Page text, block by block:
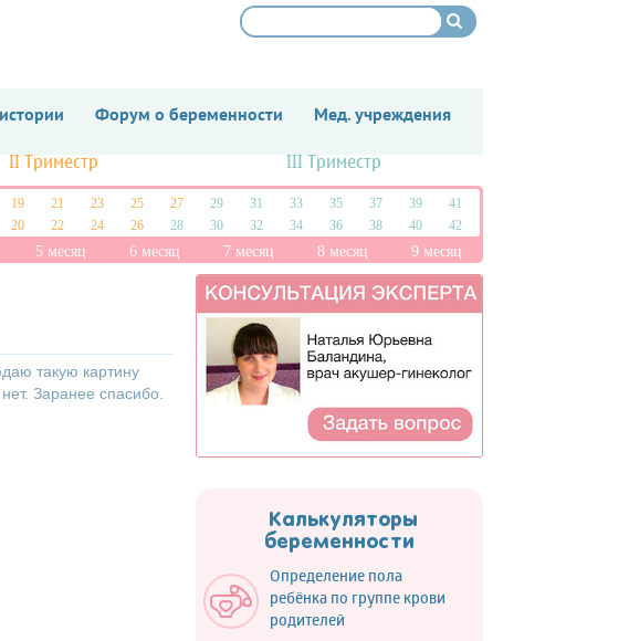
Форум о беременности Мед. учреждения
II Триместр III Триместр
19 21 23 25 27 29 31 33 35 37 39
41
20 22 24 26 28 30 32 34 36 38 40 42
5 месяц 6 месяц 7 месяц 8 месяц 9 месяц
такую картину
Заранее спасибо.
Калькуляторы
беременности
Определение пола
ребёнка по группе крови
родителей